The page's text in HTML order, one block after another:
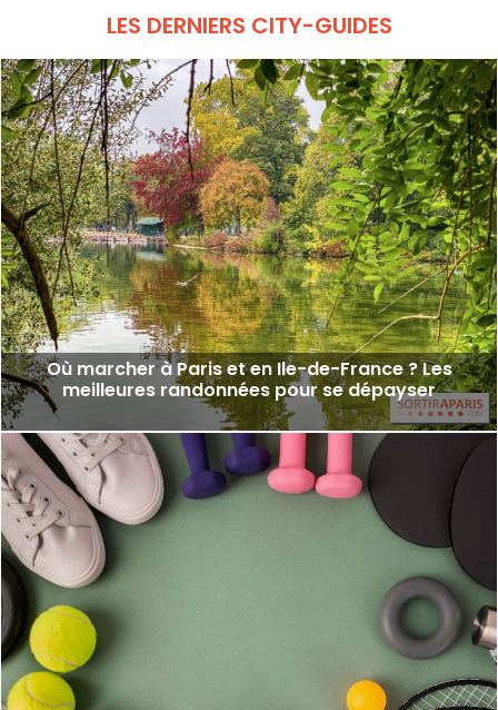
LES DERNIERS CITY-GUIDES
Où marcher à Paris et en Ile-de-France ? Les
meilleures randonnées pour se dépayser